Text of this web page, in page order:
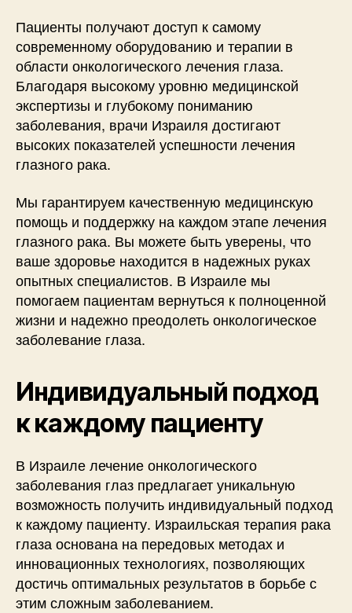
Пациенты получают доступ к самому
современному оборудованию и терапии в
области онкологического лечения глаза.
Благодаря высокому уровню медицинской
экспертизы и глубокому пониманию
заболевания, врачи Израиля достигают
высоких показателей успешности лечения
глазного рака.
Мы гарантируем качественную медицинскую
помощь и поддержку на каждом этапе лечения
глазного рака. Вы можете быть уверены, что
ваше здоровье находится в надежных руках
опытных специалистов. В Израиле мы
помогаем пациентам вернуться к полноценной
жизни и надежно преодолеть онкологическое
заболевание глаза.
Индивидуальный подход
к каждому пациенту
В Израиле лечение онкологического
заболевания глаз предлагает уникальную
возможность получить индивидуальный подход
к каждому пациенту. Израильская терапия рака
глаза основана на передовых методах и
инновационных технологиях, позволяющих
достичь оптимальных результатов в борьбе с
этим сложным заболеванием.